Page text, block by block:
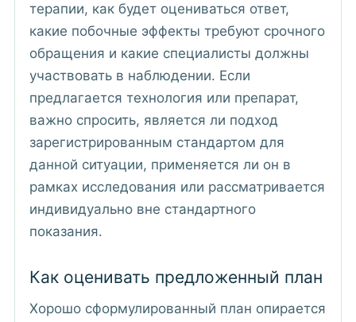
терапии, как будет оцениваться ответ,
какие побочные эффекты требуют срочного
обращения и какие специалисты должны
участвовать в наблюдении. Если
предлагается технология или препарат,
важно спросить, является ли подход
зарегистрированным стандартом для
данной ситуации, применяется ли он в
рамках исследования или рассматривается
индивидуально вне стандартного
показания.
Как оценивать предложенный план
Хорошо сформулированный план опирается